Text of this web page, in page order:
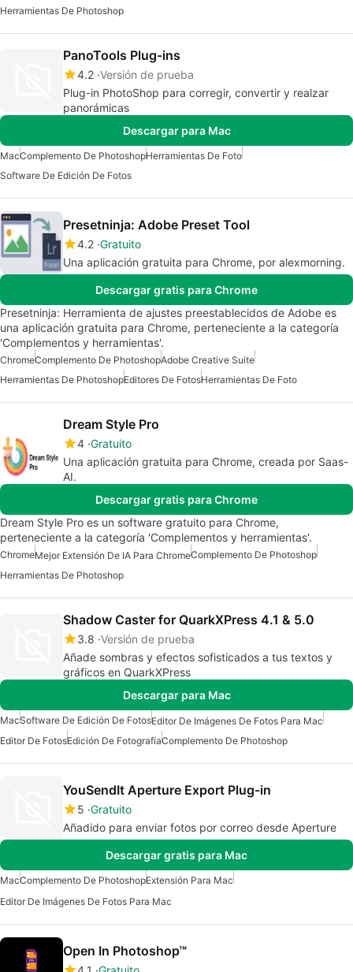
Herramientas De Photoshop
PanoTools Plug-ins
4.2 Versión de prueba
Plug-in PhotoShop para corregir, convertir y realzar
panorámicas
Descargar para Mac
MacComplemento De PhotoshopHerramientas De Foto
Software De Edición De Fotos
Presetninja: Adobe Preset Tool
4.2 Gratuito
Una aplicación gratuita para Chrome, por alexmorning.
Descargar gratis para Chrome
Presetninja: Herramienta de ajustes preestablecidos de Adobe es
una aplicación gratuita para Chrome, perteneciente a la categoría
'Complementos y herramientas'.
ChromeComplemento De PhotoshopAdobe Creative Suite
Herramientas De PhotoshopEditores De FotosHerramientas De Foto
Dream Style Pro
4 Gratuito
Una aplicación gratuita para Chrome, creada por Saas-
AI.
Descargar gratis para Chrome
Dream Style Pro es un software gratuito para Chrome,
perteneciente a la categoría 'Complementos y herramientas'.
ChromeMejor Extensión De IA Para ChromeComplemento De Photoshop
Herramientas De Photoshop
Shadow Caster for QuarkXPress 4.1 & 5.0
3.8 Versión de prueba
Añade sombras y efectos sofisticados a tus textos y
gráficos en QuarkXPress
Descargar para Mac
MacSoftware De Edición De FotosEditor De Imágenes De Fotos Para Mac
Editor De FotosEdición De FotografíaComplemento De Photoshop
YouSendIt Aperture Export Plug-in
5 Gratuito
Añadido para enviar fotos por correo desde Aperture
Descargar gratis para Mac
MacComplemento De PhotoshopExtensión Para Mac
Editor De Imágenes De Fotos Para Mac
Open In Photoshop™